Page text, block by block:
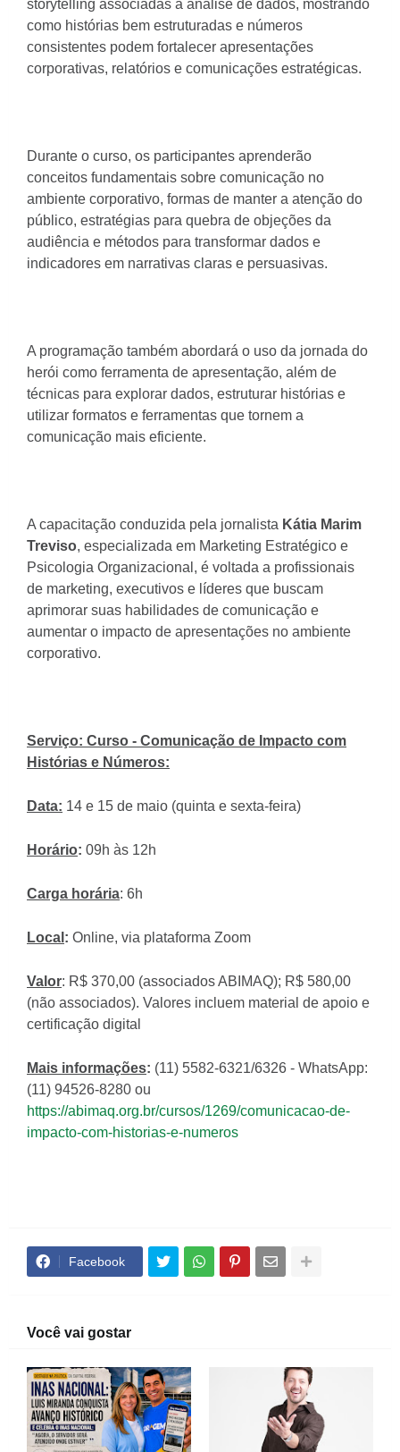
storytelling associadas à análise de dados, mostrando
como histórias bem estruturadas e números
consistentes podem fortalecer apresentações
corporativas, relatórios e comunicações estratégicas.
Durante o curso, os participantes aprenderão
conceitos fundamentais sobre comunicação no
ambiente corporativo, formas de manter a atenção do
público, estratégias para quebra de objeções da
audiência e métodos para transformar dados e
indicadores em narrativas claras e persuasivas.
A programação também abordará o uso da jornada do
herói como ferramenta de apresentação, além de
técnicas para explorar dados, estruturar histórias e
utilizar formatos e ferramentas que tornem a
comunicação mais eficiente.
A capacitação conduzida pela jornalista Kátia Marim
Treviso, especializada em Marketing Estratégico e
Psicologia Organizacional, é voltada a profissionais
de marketing, executivos e líderes que buscam
aprimorar suas habilidades de comunicação e
aumentar o impacto de apresentações no ambiente
corporativo.
Serviço: Curso - Comunicação de Impacto com
Histórias e Números:
Data: 14 e 15 de maio (quinta e sexta-feira)
Horário: 09h às 12h
Carga horária: 6h
Local : Online, via plataforma Zoom
Valor: R$ 370,00 (associados ABIMAQ); R$ 580,00
(não associados). Valores incluem material de apoio e
certificação digital
Mais informações: (11) 5582-6321/6326 - WhatsApp:
(11) 94526-8280 ou
https://abimaq.org.br/cursos/1269/comunicacao-de-
impacto-com-historias-e-numeros
Facebook
Você vai gostar